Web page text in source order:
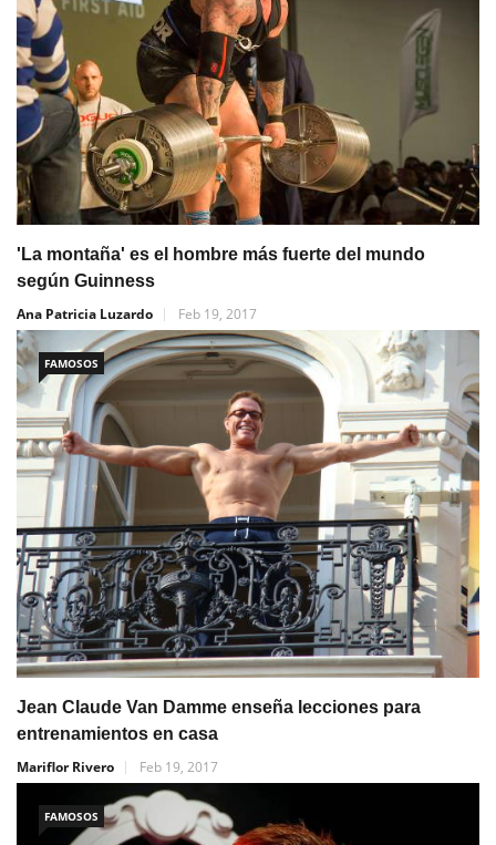
'La montaña' es el hombre más fuerte del mundo
según Guinness
Ana Patricia Luzardo
Feb 19, 2017
FAMOSOS
Jean Claude Van Damme enseña lecciones para
entrenamientos en casa
Mariflor Rivero
Feb 19, 2017
FAMOSOS